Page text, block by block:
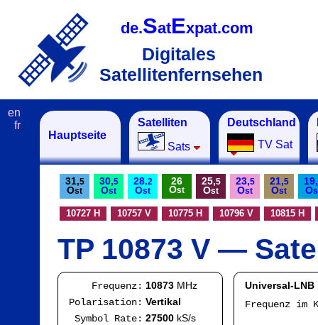
de.SatExpat.com
Digitales
Satellitenfernsehen
Hauptseite
Satelliten
Sats
Deutschland
TV Sat
en
fr
31,5
Ost
30,5
Ost
28.2
Ost
26
Ost
25,5
Ost
23,5
Ost
21,5
Ost
19,
O
10727 H 10757 V 10775 H 10796 V 10815 H
TP 10873 V —
Frequenz: 10873 MHz
Polarisation: Vertikal
Symbol Rate: 27500 kS/s
Universal-LNB
Frequenz im